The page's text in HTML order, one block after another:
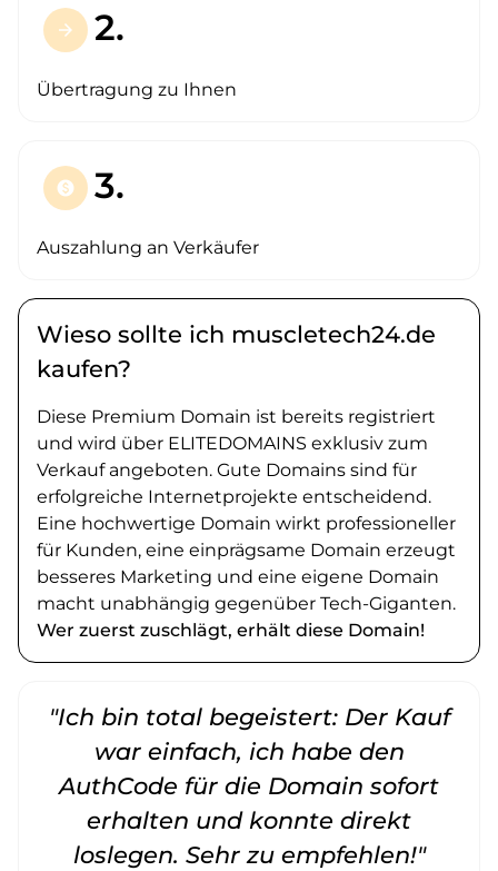
arrow_forward 2.
Übertragung zu Ihnen
paid 3.
Auszahlung an Verkäufer
Wieso sollte ich muscletech24.de
kaufen?
Diese Premium Domain ist bereits registriert
und wird über ELITEDOMAINS exklusiv zum
Verkauf angeboten. Gute Domains sind für
erfolgreiche Internetprojekte entscheidend.
Eine hochwertige Domain wirkt professioneller
für Kunden, eine einprägsame Domain erzeugt
besseres Marketing und eine eigene Domain
macht unabhängig gegenüber Tech-Giganten.
Wer zuerst zuschlägt, erhält diese Domain!
"Ich bin total begeistert: Der Kauf
war einfach, ich habe den
AuthCode für die Domain sofort
erhalten und konnte direkt
loslegen. Sehr zu empfehlen!"